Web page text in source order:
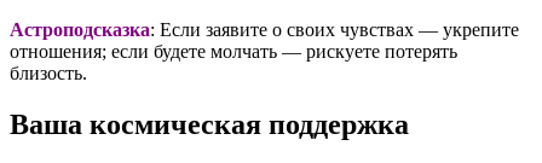
Астроподсказка: Если заявите о своих чувствах — укрепите
отношения; если будете молчать — рискуете потерять
близость.
Ваша космическая поддержка